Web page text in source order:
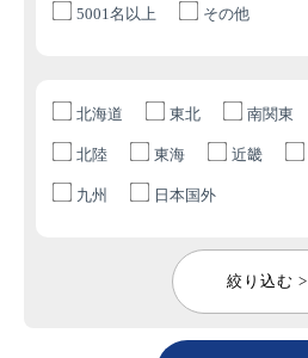
5001名以上 その他
北海道 東北 南関東
北陸 東海 近畿
九州 日本国外
絞り込む >